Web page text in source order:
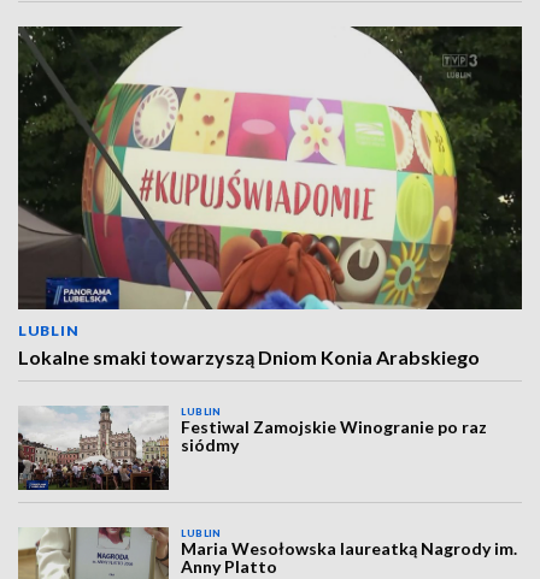
LUBLIN
Lokalne smaki towarzyszą Dniom Konia Arabskiego
LUBLIN
Festiwal Zamojskie Winogranie po raz
siódmy
LUBLIN
Maria Wesołowska laureatką Nagrody im.
Anny Platto